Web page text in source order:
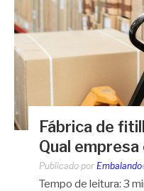
Fábrica de
Qual
Publicado por Embalando
Tempo de leitura: 3